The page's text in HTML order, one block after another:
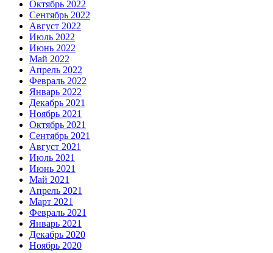
Октябрь 2022
Сентябрь 2022
Август 2022
Июль 2022
Июнь 2022
Май 2022
Апрель 2022
Февраль 2022
Январь 2022
Декабрь 2021
Ноябрь 2021
Октябрь 2021
Сентябрь 2021
Август 2021
Июль 2021
Июнь 2021
Май 2021
Апрель 2021
Март 2021
Февраль 2021
Январь 2021
Декабрь 2020
Ноябрь 2020